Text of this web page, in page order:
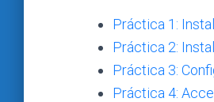
Práctica 1:
Práctica 2:
Práctica 3:
Práctica 4: